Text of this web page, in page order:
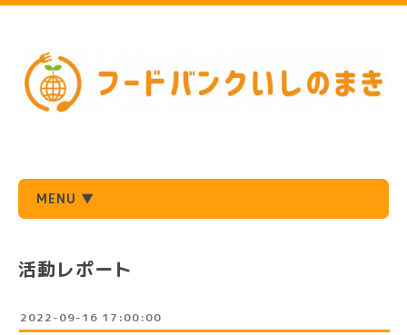
MENU ▼
活動レポート
2022-09-16 17:00:00